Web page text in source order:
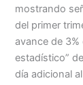
mostrando
del primer
avance de
estadístico”
día adicional